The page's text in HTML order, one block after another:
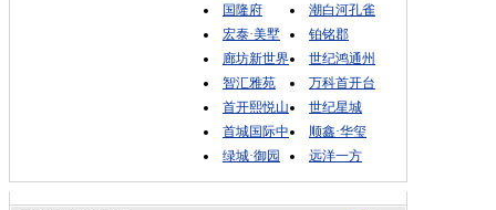
国隆府
潮白河孔雀
宏泰·美墅
铂铭郡
廊坊新世界
世纪鸿通州
智汇雅苑
万科首开台
首开熙悦山
世纪星城
首城国际中
顺鑫·华玺
绿城·御园
远洋一方